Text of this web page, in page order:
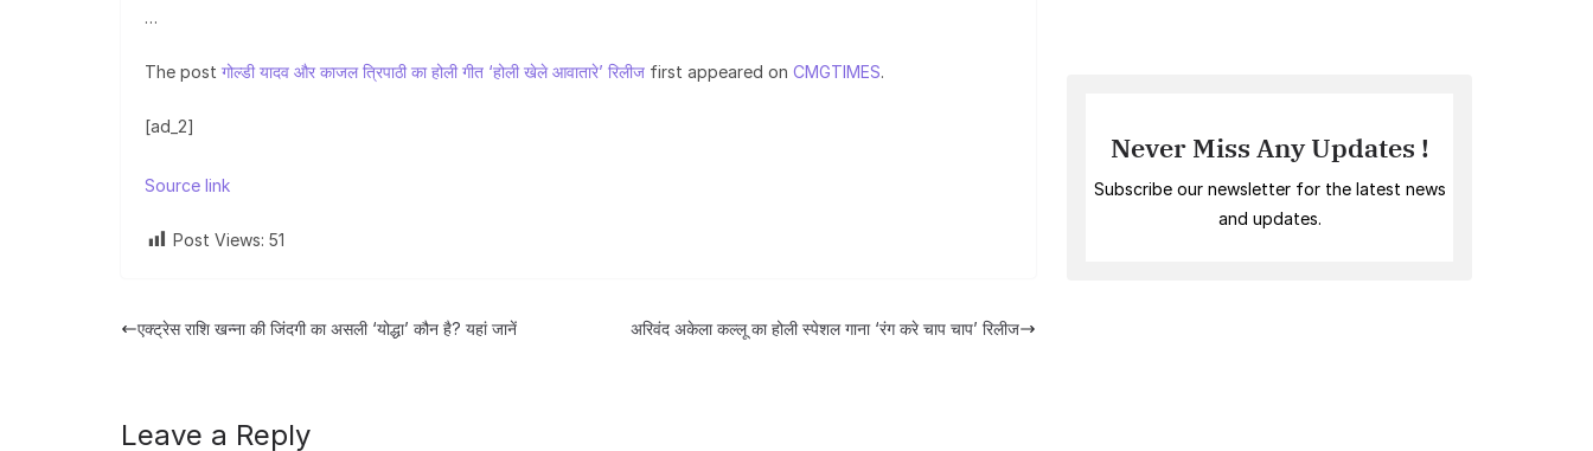
…
The post गोल्डी यादव और काजल त्रिपाठी का होली गीत ‘होली खेले आवातारे’ रिलीज first appeared on CMGTIMES.
[ad_2]
Source link
Post Views: 51
एक्ट्रेस राशि खन्ना की जिंदगी का असली ‘योद्धा’ कौन है? यहां जानें अरिवंद अकेला कल्लू का होली स्पेशल गाना ‘रंग करे चाप चाप’ रिलीज
Leave a Reply
Never Miss Any Updates !
Subscribe our newsletter for the latest news
and updates.